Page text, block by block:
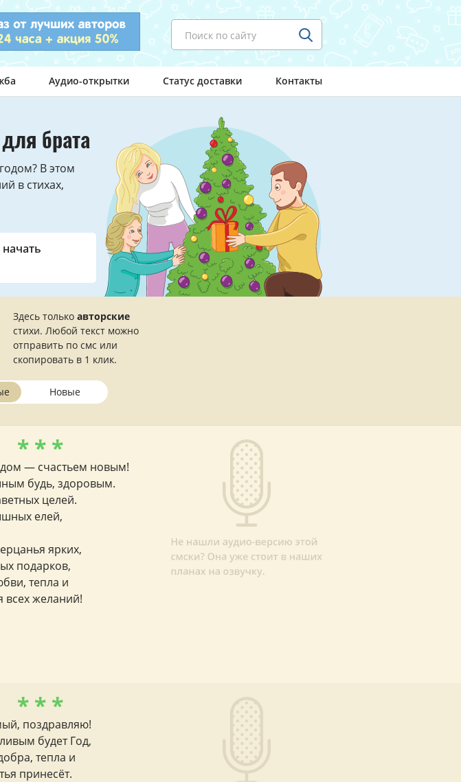
Поиск по сайту
Аудио-открытки Статус доставки Контакты
брата
В этом
в стихах,
Здесь только авторские
стихи. Любой текст можно
отправить по смс или
скопировать в 1 клик.
Новые
* * *
— счастьем новым!
будь, здоровым.
целей.
елей,
ярких,
подарков,
тепла и
всех желаний!
* * *
поздравляю!
будет Год,
тепла и
принесёт.